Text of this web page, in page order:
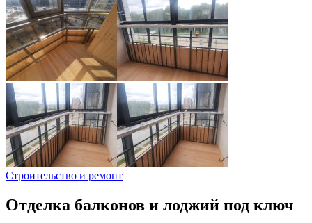
Строительство и ремонт
Отделка балконов и лоджий под ключ